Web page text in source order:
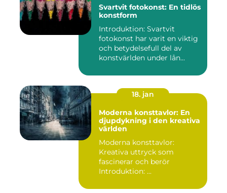
Svartvit fotokonst: En tidlös
konstform
Introduktion: Svartvit
fotokonst har varit en viktig
och betydelsefull del av
konstvärlden under lån...
18. jan
Moderna konsttavlor: En
djupdykning i den kreativa
världen
Moderna konsttavlor:
Kreativa uttryck som
fascinerar och berör
Introduktion: ...